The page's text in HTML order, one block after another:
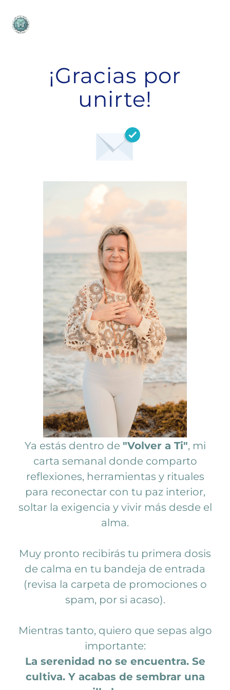
¡Gracias por
unirte!
Ya estás dentro de "Volver a Ti", mi
carta semanal donde comparto
reflexiones, herramientas y rituales
para reconectar con tu paz interior,
soltar la exigencia y vivir más desde el
alma.
Muy pronto recibirás tu primera dosis
de calma en tu bandeja de entrada
(revisa la carpeta de promociones o
spam, por si acaso).
Mientras tanto, quiero que sepas algo
importante:
La serenidad no se encuentra. Se
cultiva. Y acabas de sembrar una